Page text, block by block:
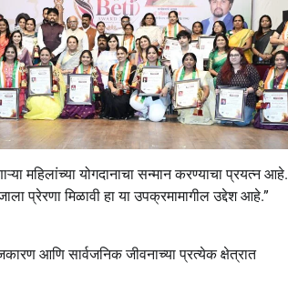
महिलांच्या योगदानाचा सन्मान करण्याचा प्रयत्न आहे.
प्रेरणा मिळावी हा या उपक्रमामागील उद्देश आहे.”
आणि सार्वजनिक जीवनाच्या प्रत्येक क्षेत्रात